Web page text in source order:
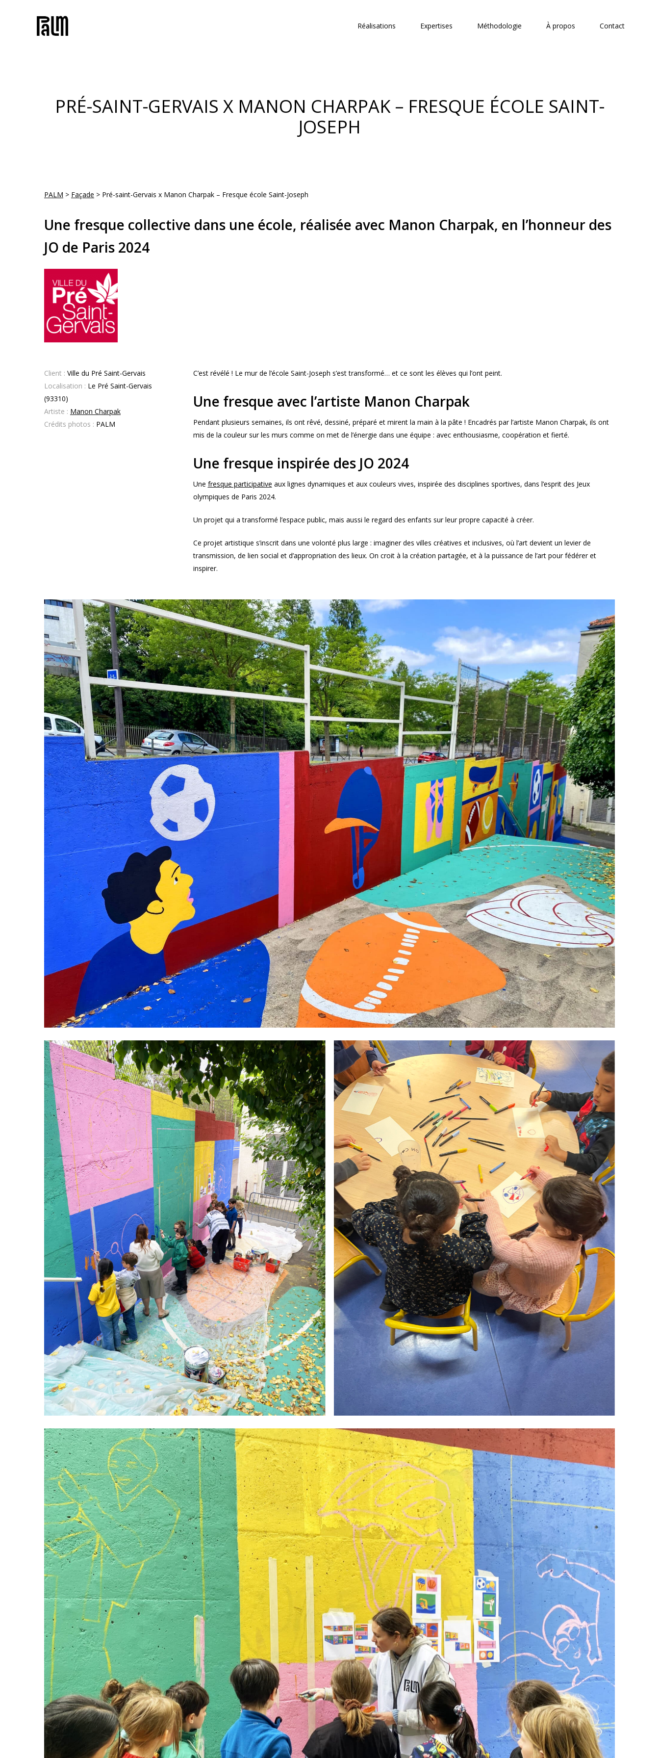
Réalisations Expertises Méthodologie À propos Contact
PRÉ-SAINT-GERVAIS X MANON CHARPAK – FRESQUE ÉCOLE SAINT-
JOSEPH
PALM > Façade > Pré-saint-Gervais x Manon Charpak – Fresque école Saint-Joseph
Une fresque collective dans une école, réalisée avec Manon Charpak, en l’honneur des
JO de Paris 2024
Client : Ville du Pré Saint-Gervais
Localisation : Le Pré Saint-Gervais
(93310)
Artiste : Manon Charpak
Crédits photos : PALM
C’est révélé ! Le mur de l’école Saint-Joseph s’est transformé… et ce sont les élèves qui l’ont peint.
Une fresque avec l’artiste Manon Charpak
Pendant plusieurs semaines, ils ont rêvé, dessiné, préparé et mirent la main à la pâte ! Encadrés par l’artiste Manon Charpak, ils ont
mis de la couleur sur les murs comme on met de l’énergie dans une équipe : avec enthousiasme, coopération et fierté.
Une fresque inspirée des JO 2024
Une fresque participative aux lignes dynamiques et aux couleurs vives, inspirée des disciplines sportives, dans l’esprit des Jeux
olympiques de Paris 2024.
Un projet qui a transformé l’espace public, mais aussi le regard des enfants sur leur propre capacité à créer.
Ce projet artistique s’inscrit dans une volonté plus large : imaginer des villes créatives et inclusives, où l’art devient un levier de
transmission, de lien social et d’appropriation des lieux. On croit à la création partagée, et à la puissance de l’art pour fédérer et
inspirer.